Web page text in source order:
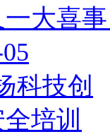
大喜